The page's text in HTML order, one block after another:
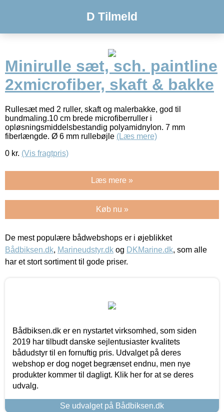
D Tilmeld
Minirulle sæt, sch. paintline
2xmicrofiber, skaft & bakke
Rullesæt med 2 ruller, skaft og malerbakke, god til
bundmaling.10 cm brede microfiberruller i
opløsningsmiddelsbestandig polyamidnylon. 7 mm
fiberlængde. Ø 6 mm rullebøjle (Læs mere)
0 kr. (Vis fragtpris)
Læs mere »
Køb nu »
De mest populære bådwebshops er i øjeblikket
Bådbiksen.dk, Marineudstyr.dk og DKMarine.dk, som alle
har et stort sortiment til gode priser.
Bådbiksen.dk er en nystartet virksomhed, som siden
2019 har tilbudt danske sejlentusiaster kvalitets
bådudstyr til en fornuftig pris. Udvalget på deres
webshop er dog noget begrænset endnu, men nye
produkter kommer til dagligt. Klik her for at se deres
udvalg.
Se udvalget på Bådbiksen.dk